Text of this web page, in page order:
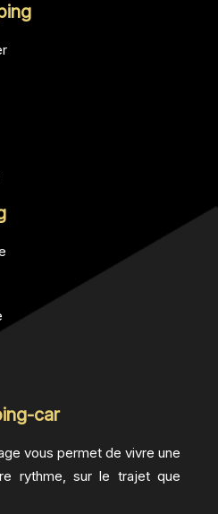
car
vous permet de vivre une
rythme, sur le trajet que